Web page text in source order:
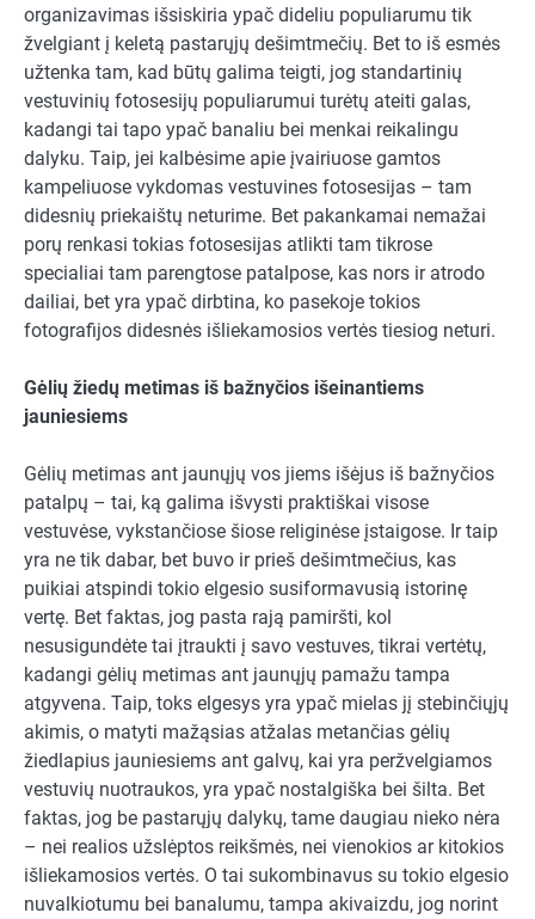
organizavimas išsiskiria ypač dideliu populiarumu tik
žvelgiant į keletą pastarųjų dešimtmečių. Bet to iš esmės
užtenka tam, kad būtų galima teigti, jog standartinių
vestuvinių fotosesijų populiarumui turėtų ateiti galas,
kadangi tai tapo ypač banaliu bei menkai reikalingu
dalyku. Taip, jei kalbėsime apie įvairiuose gamtos
kampeliuose vykdomas vestuvines fotosesijas – tam
didesnių priekaištų neturime. Bet pakankamai nemažai
porų renkasi tokias fotosesijas atlikti tam tikrose
specialiai tam parengtose patalpose, kas nors ir atrodo
dailiai, bet yra ypač dirbtina, ko pasekoje tokios
fotografijos didesnės išliekamosios vertės tiesiog neturi.
Gėlių žiedų metimas iš bažnyčios išeinantiems
jauniesiems
Gėlių metimas ant jaunųjų vos jiems išėjus iš bažnyčios
patalpų – tai, ką galima išvysti praktiškai visose
vestuvėse, vykstančiose šiose religinėse įstaigose. Ir taip
yra ne tik dabar, bet buvo ir prieš dešimtmečius, kas
puikiai atspindi tokio elgesio susiformavusią istorinę
vertę. Bet faktas, jog pasta rają pamiršti, kol
nesusigundėte tai įtraukti į savo vestuves, tikrai vertėtų,
kadangi gėlių metimas ant jaunųjų pamažu tampa
atgyvena. Taip, toks elgesys yra ypač mielas jį stebinčiųjų
akimis, o matyti mažąsias atžalas metančias gėlių
žiedlapius jauniesiems ant galvų, kai yra peržvelgiamos
vestuvių nuotraukos, yra ypač nostalgiška bei šilta. Bet
faktas, jog be pastarųjų dalykų, tame daugiau nieko nėra
– nei realios užslėptos reikšmės, nei vienokios ar kitokios
išliekamosios vertės. O tai sukombinavus su tokio elgesio
nuvalkiotumu bei banalumu, tampa akivaizdu, jog norint